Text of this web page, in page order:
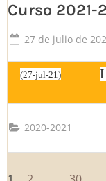
Curso 2021-
Posted
27 de julio de
(27-jul-21)
2020-2021